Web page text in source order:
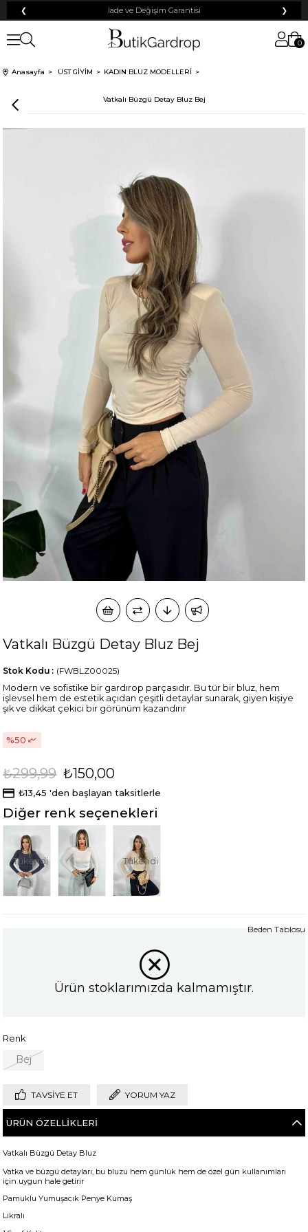
❮ İade ve Değişim Garantisi ❯
0
Anasayfa ÜST GİYİM KADIN BLUZ MODELLERİ
Vatkalı Büzgü Detay Bluz Bej
Vatkalı Büzgü Detay Bluz Bej
(FWBLZ00025)
Stok Kodu
Modern ve sofistike bir gardırop parçasıdır. Bu tür bir bluz, hem
işlevsel hem de estetik açıdan çeşitli detaylar sunarak, giyen kişiye
şık ve dikkat çekici bir görünüm kazandırır
50
₺299,99 ₺150,00
₺13,45 'den başlayan taksitlerle
Diğer renk seçenekleri
Tükendi Tükendi
Ürün stoklarımızda kalmamıştır.
Renk
Bej
Beden Tablosu
TAVSIYE ET YORUM YAZ
ÜRÜN ÖZELLIKLERI
Vatkalı Büzgü Detay Bluz
Vatka ve büzgü detayları, bu bluzu hem günlük hem de özel gün kullanımları
için uygun hale getirir
Pamuklu Yumuşacık Penye Kumaş
Likralı